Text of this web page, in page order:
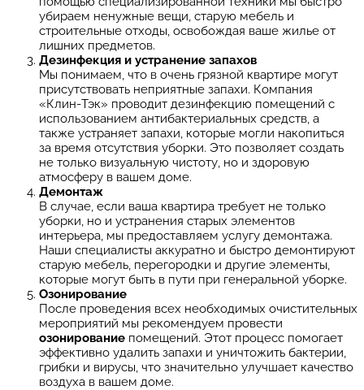
убираем ненужные вещи, старую мебель и
строительные отходы, освобождая ваше жилье от
лишних предметов.
Дезинфекция и устранение запахов
Мы понимаем, что в очень грязной квартире могут
присутствовать неприятные запахи. Компания
«Клин-Тэк» проводит дезинфекцию помещений с
использованием антибактериальных средств, а
также устраняет запахи, которые могли накопиться
за время отсутствия уборки. Это позволяет создать
не только визуальную чистоту, но и здоровую
атмосферу в вашем доме.
Демонтаж
В случае, если ваша квартира требует не только
уборки, но и устранения старых элементов
интерьера, мы предоставляем услугу демонтажа.
Наши специалисты аккуратно и быстро демонтируют
старую мебель, перегородки и другие элементы,
которые могут быть в пути при генеральной уборке.
Озонирование
После проведения всех необходимых очистительных
мероприятий мы рекомендуем провести
озонирование помещений. Этот процесс помогает
эффективно удалить запахи и уничтожить бактерии,
грибки и вирусы, что значительно улучшает качество
воздуха в вашем доме.